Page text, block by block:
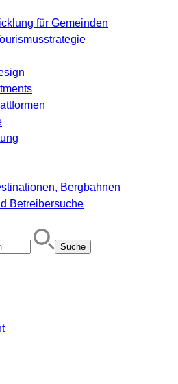
für Gemeinden
Bergbahnen
Betreibersuche